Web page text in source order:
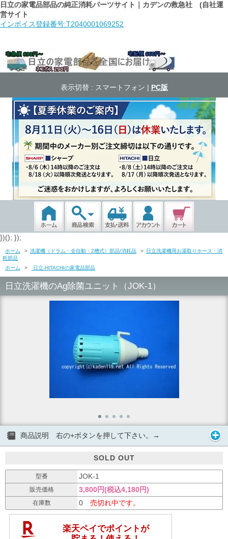
日立の家電品部品の純正消耗パーツサイト｜カデンの救急社 (自社運
営サイト
インボイス登録番号:T2040001069252
表示切替 : スマートフォン | PC版
})(); });
ホーム > 洗濯機（ドラム・全自動・2槽式）部品/消耗品 > 日立洗濯機用お湯取りホース・消
耗部品
ホーム
> 日立-HITACHIの家電品部品
日立洗濯機のAg除菌ユニット（JOK-1）
商品説明 右の+ボタンを押して下さい。→
SOLD OUT
型番 JOK-1
販売価格 3,800円(税込4,180円)
在庫数 0 売切れ中です。